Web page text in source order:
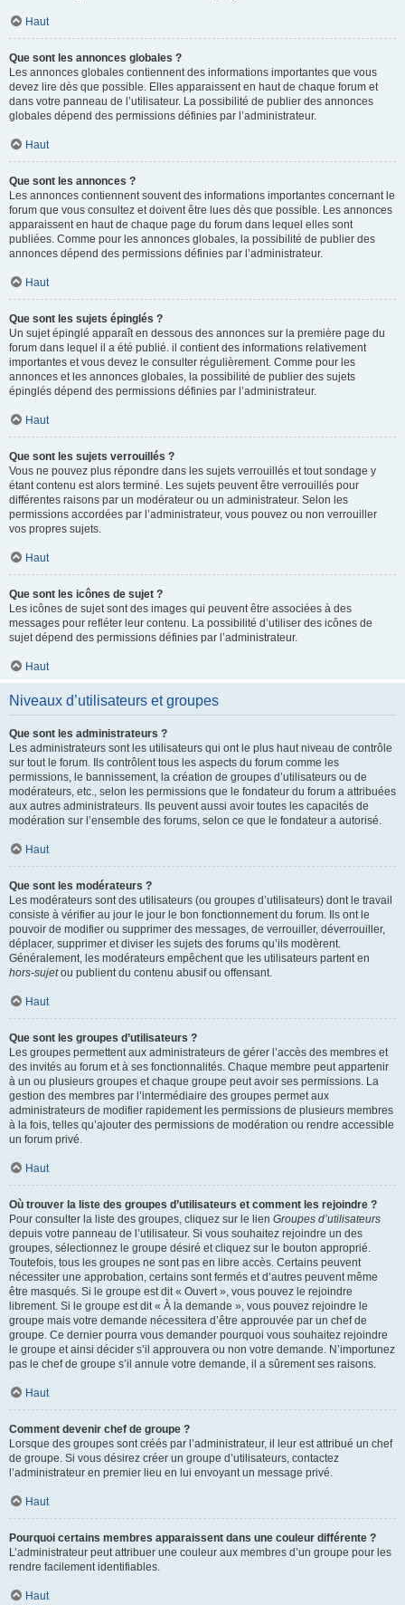
Haut
Que sont les annonces globales ?
Les annonces globales contiennent des informations importantes que vous
devez lire dès que possible. Elles apparaissent en haut de chaque forum et
dans votre panneau de l’utilisateur. La possibilité de publier des annonces
globales dépend des permissions définies par l’administrateur.
Haut
Que sont les annonces ?
Les annonces contiennent souvent des informations importantes concernant le
forum que vous consultez et doivent être lues dès que possible. Les annonces
apparaissent en haut de chaque page du forum dans lequel elles sont
publiées. Comme pour les annonces globales, la possibilité de publier des
annonces dépend des permissions définies par l’administrateur.
Haut
Que sont les sujets épinglés ?
Un sujet épinglé apparaît en dessous des annonces sur la première page du
forum dans lequel il a été publié. il contient des informations relativement
importantes et vous devez le consulter régulièrement. Comme pour les
annonces et les annonces globales, la possibilité de publier des sujets
épinglés dépend des permissions définies par l’administrateur.
Haut
Que sont les sujets verrouillés ?
Vous ne pouvez plus répondre dans les sujets verrouillés et tout sondage y
étant contenu est alors terminé. Les sujets peuvent être verrouillés pour
différentes raisons par un modérateur ou un administrateur. Selon les
permissions accordées par l’administrateur, vous pouvez ou non verrouiller
vos propres sujets.
Haut
Que sont les icônes de sujet ?
Les icônes de sujet sont des images qui peuvent être associées à des
messages pour refléter leur contenu. La possibilité d’utiliser des icônes de
sujet dépend des permissions définies par l’administrateur.
Haut
Niveaux d’utilisateurs et groupes
Que sont les administrateurs ?
Les administrateurs sont les utilisateurs qui ont le plus haut niveau de contrôle
sur tout le forum. Ils contrôlent tous les aspects du forum comme les
permissions, le bannissement, la création de groupes d’utilisateurs ou de
modérateurs, etc., selon les permissions que le fondateur du forum a attribuées
aux autres administrateurs. Ils peuvent aussi avoir toutes les capacités de
modération sur l’ensemble des forums, selon ce que le fondateur a autorisé.
Haut
Que sont les modérateurs ?
Les modérateurs sont des utilisateurs (ou groupes d’utilisateurs) dont le travail
consiste à vérifier au jour le jour le bon fonctionnement du forum. Ils ont le
pouvoir de modifier ou supprimer des messages, de verrouiller, déverrouiller,
déplacer, supprimer et diviser les sujets des forums qu’ils modèrent.
Généralement, les modérateurs empêchent que les utilisateurs partent en
hors-sujetou publient du contenu abusif ou offensant.
Haut
Que sont les groupes d’utilisateurs ?
Les groupes permettent aux administrateurs de gérer l’accès des membres et
des invités au forum et à ses fonctionnalités. Chaque membre peut appartenir
à un ou plusieurs groupes et chaque groupe peut avoir ses permissions. La
gestion des membres par l’intermédiaire des groupes permet aux
administrateurs de modifier rapidement les permissions de plusieurs membres
à la fois, telles qu’ajouter des permissions de modération ou rendre accessible
un forum privé.
Haut
Où trouver la liste des groupes d’utilisateurs et comment les rejoindre ?
Pour consulter la liste des groupes, cliquez sur le lien Groupes d’utilisateurs
depuis votre panneau de l’utilisateur. Si vous souhaitez rejoindre un des
groupes, sélectionnez le groupe désiré et cliquez sur le bouton approprié.
Toutefois, tous les groupes ne sont pas en libre accès. Certains peuvent
nécessiter une approbation, certains sont fermés et d’autres peuvent même
être masqués. Si le groupe est dit « Ouvert », vous pouvez le rejoindre
librement. Si le groupe est dit « À la demande », vous pouvez rejoindre le
groupe mais votre demande nécessitera d’être approuvée par un chef de
groupe. Ce dernier pourra vous demander pourquoi vous souhaitez rejoindre
le groupe et ainsi décider s’il approuvera ou non votre demande. N’importunez
pas le chef de groupe s’il annule votre demande, il a sûrement ses raisons.
Haut
Comment devenir chef de groupe ?
Lorsque des groupes sont créés par l’administrateur, il leur est attribué un chef
de groupe. Si vous désirez créer un groupe d’utilisateurs, contactez
l’administrateur en premier lieu en lui envoyant un message privé.
Haut
Pourquoi certains membres apparaissent dans une couleur différente ?
L’administrateur peut attribuer une couleur aux membres d’un groupe pour les
rendre facilement identifiables.
Haut